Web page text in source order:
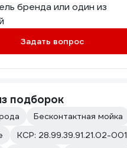
бренда или один из
Задать вопрос
подборок
Бесконтактная мойка
КСР: 28.99.39.91.21.02-001